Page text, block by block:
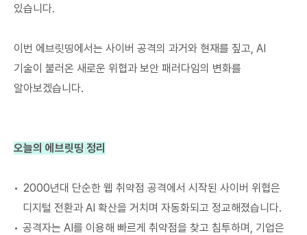
있습니다.
이번 에브릿띵에서는 사이버 공격의 과거와 현재를 짚고, AI
기술이 불러온 새로운 위협과 보안 패러다임의 변화를
알아보겠습니다.
오늘의 에브릿띵 정리
2000년대 단순한 웹 취약점 공격에서 시작된 사이버 위협은
디지털 전환과 AI 확산을 거치며 자동화되고 정교해졌습니다.
공격자는 AI를 이용해 빠르게 취약점을 찾고 침투하며, 기업은